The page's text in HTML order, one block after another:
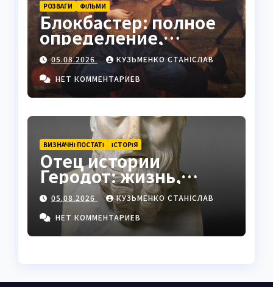
РОЗВАГИ ФІЛЬМИ
Блокбастер: полное
определение,
история и
современное
значение
05.08.2026
КУЗЬМЕНКО СТАНІСЛАВ
НЕТ КОММЕНТАРИЕВ
ВИЗНАЧНІ ПОСТАТІ ІСТОРІЯ
Отец истории
Геродот: жизнь,
труды и наследие
05.08.2026
КУЗЬМЕНКО СТАНІСЛАВ
НЕТ КОММЕНТАРИЕВ